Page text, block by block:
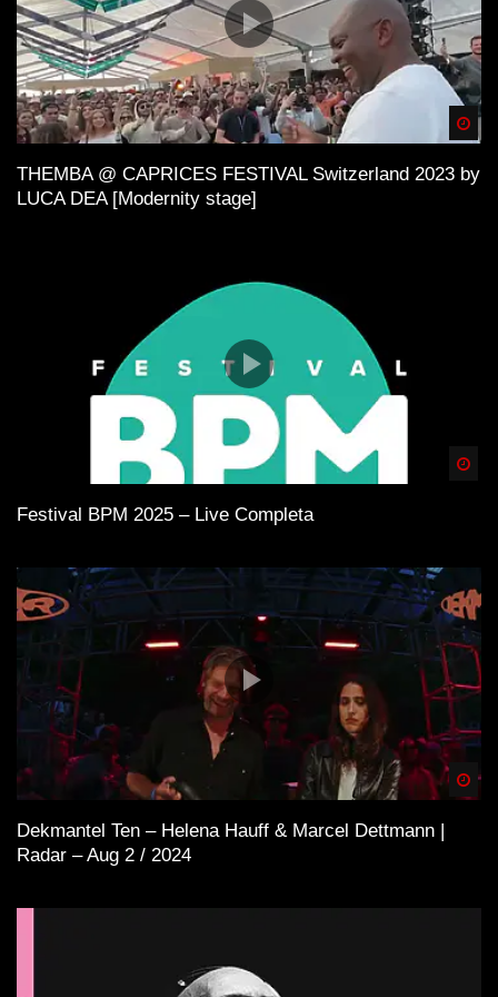
THEMBA @ CAPRICES FESTIVAL Switzerland 2023 by
LUCA DEA [Modernity stage]
Festival BPM 2025 – Live Completa
Dekmantel Ten – Helena Hauff & Marcel Dettmann |
Radar – Aug 2 / 2024